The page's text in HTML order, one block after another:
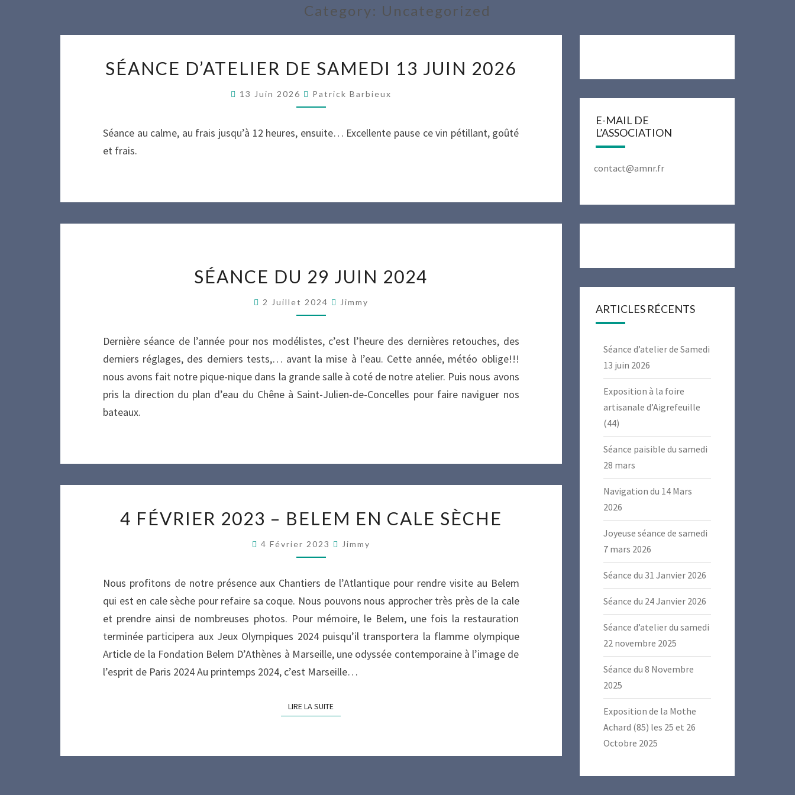
Category: Uncategorized
D’ATELIER
DE
SAMEDI
SÉANCE D’ATELIER DE SAMEDI 13 JUIN 2026
13 Juin 2026 Patrick Barbieux
Séance au calme, au frais jusqu’à 12 heures, ensuite… Excellente pause ce vin pétillant, goûté
et frais.
DU
29
JUIN
SÉANCE DU 29 JUIN 2024
2 Juillet 2024 Jimmy
Dernière séance de l’année pour nos modélistes, c’est l’heure des dernières retouches, des
derniers réglages, des derniers tests,… avant la mise à l’eau. Cette année, météo oblige!!!
nous avons fait notre pique-nique dans la grande salle à coté de notre atelier. Puis nous avons
pris la direction du plan d’eau du Chêne à Saint-Julien-de-Concelles pour faire naviguer nos
bateaux.
FÉVRIER
2023
–
CALE
4 FÉVRIER 2023 – BELEM EN CALE SÈCHE
4 Février 2023 Jimmy
Nous profitons de notre présence aux Chantiers de l’Atlantique pour rendre visite au Belem
qui est en cale sèche pour refaire sa coque. Nous pouvons nous approcher très près de la cale
et prendre ainsi de nombreuses photos. Pour mémoire, le Belem, une fois la restauration
terminée participera aux Jeux Olympiques 2024 puisqu’il transportera la flamme olympique
Article de la Fondation Belem D’Athènes à Marseille, une odyssée contemporaine à l’image de
l’esprit de Paris 2024 Au printemps 2024, c’est Marseille…
LIRE LA SUITELIRE LA SUITE
E-MAIL DE
L’ASSOCIATION
contact@amnr.fr
ARTICLES RÉCENTS
Séance d’atelier de Samedi
13 juin 2026
Exposition à la foire
artisanale d’Aigrefeuille
(44)
Séance paisible du samedi
28 mars
Navigation du 14 Mars
2026
Joyeuse séance de samedi
7 mars 2026
Séance du 31 Janvier 2026
Séance du 24 Janvier 2026
Séance d’atelier du samedi
22 novembre 2025
Séance du 8 Novembre
2025
Exposition de la Mothe
Achard (85) les 25 et 26
Octobre 2025